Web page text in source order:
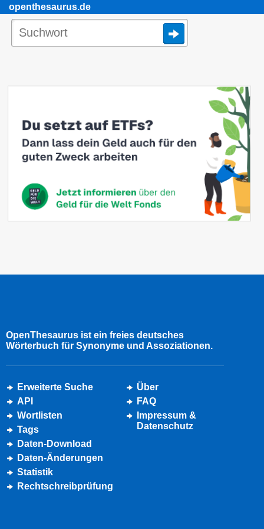
openthesaurus.de
OpenThesaurus ist ein freies deutsches
Wörterbuch für Synonyme und Assoziationen.
Erweiterte Suche
API
Wortlisten
Tags
Daten-Download
Daten-Änderungen
Statistik
Rechtschreibprüfung
Über
FAQ
Impressum &
Datenschutz